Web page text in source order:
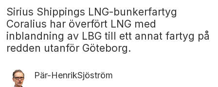
Sirius Shippings LNG-bunkerfartyg
Coralius har överfört LNG med
inblandning av LBG till ett annat fartyg på
redden utanför Göteborg.
Pär-HenrikSjöström